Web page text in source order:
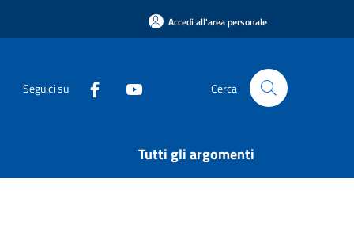
Accedi all'area personale
Seguici su Cerca
Tutti gli argomenti